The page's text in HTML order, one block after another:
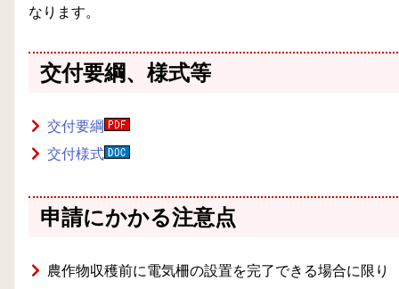
なります。
交付要綱、様式等
交付要綱
交付様式
申請にかかる注意点
農作物収穫前に電気柵の設置を完了できる場合に限り